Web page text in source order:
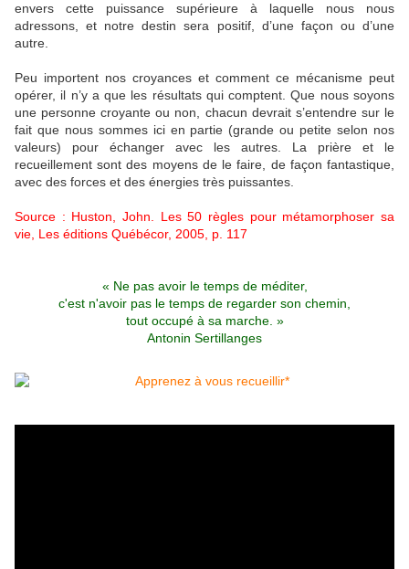
envers cette puissance supérieure à laquelle nous nous
adressons, et notre destin sera positif, d’une façon ou d’une
autre.
Peu importent nos croyances et comment ce mécanisme peut
opérer, il n’y a que les résultats qui comptent. Que nous soyons
une personne croyante ou non, chacun devrait s’entendre sur le
fait que nous sommes ici en partie (grande ou petite selon nos
valeurs) pour échanger avec les autres. La prière et le
recueillement sont des moyens de le faire, de façon fantastique,
avec des forces et des énergies très puissantes.
Source : Huston, John. Les 50 règles pour métamorphoser sa
vie, Les éditions Québécor, 2005, p. 117
« Ne pas avoir le temps de méditer,
c'est n'avoir pas le temps de regarder son chemin,
tout occupé à sa marche. »
Antonin Sertillanges